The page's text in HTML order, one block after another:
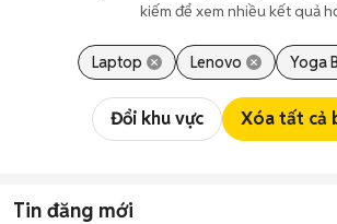
kiếm để xem nhiều kết quả
Laptop Lenovo Yoga
Đổi khu vực Xóa tất cả
Tin đăng mới